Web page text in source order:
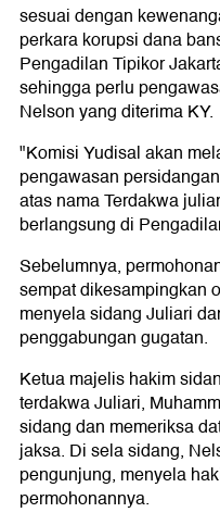
sesuai dengan
perkara korupsi dana
Pengadilan Tipikor
sehingga perlu
Nelson yang diterima KY.
"Komisi Yudisal akan
pengawasan
atas nama Terdakwa
berlangsung di
Sebelumnya,
sempat dikesampingkan
menyela sidang Juliari
penggabungan gugatan.
Ketua majelis hakim
terdakwa Juliari,
sidang dan memeriksa
jaksa. Di sela sidang,
pengunjung, menyela
permohonannya.